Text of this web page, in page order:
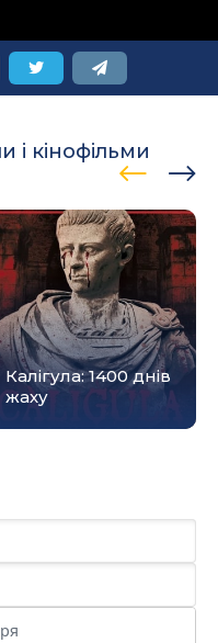
і кінофільми
Калігула: 1400 днів
жаху